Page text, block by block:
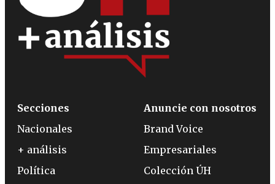
Secciones
Nacionales
+ análisis
Política
Anuncie con nosotros
Brand Voice
Empresariales
Colección ÚH